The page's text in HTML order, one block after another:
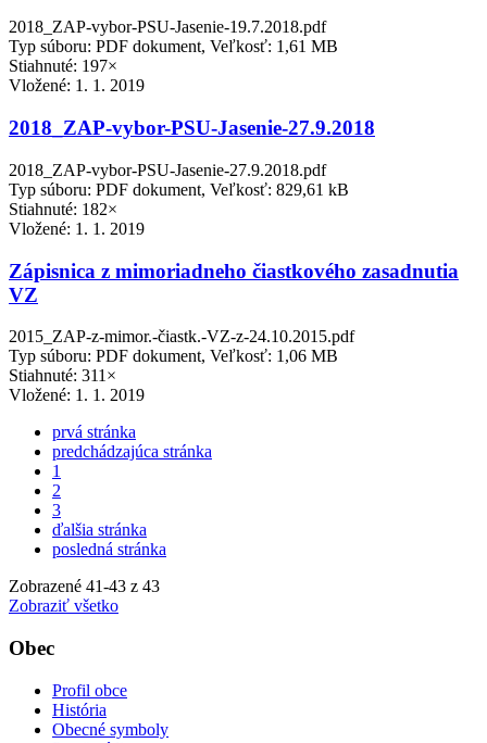
2018_ZAP-vybor-PSU-Jasenie-19.7.2018.pdf
Typ súboru: PDF dokument, Veľkosť: 1,61 MB
Stiahnuté: 197×
Vložené: 1. 1. 2019
2018_ZAP-vybor-PSU-Jasenie-27.9.2018
2018_ZAP-vybor-PSU-Jasenie-27.9.2018.pdf
Typ súboru: PDF dokument, Veľkosť: 829,61 kB
Stiahnuté: 182×
Vložené: 1. 1. 2019
Zápisnica z mimoriadneho čiastkového zasadnutia
VZ
2015_ZAP-z-mimor.-čiastk.-VZ-z-24.10.2015.pdf
Typ súboru: PDF dokument, Veľkosť: 1,06 MB
Stiahnuté: 311×
Vložené: 1. 1. 2019
prvá stránka
predchádzajúca stránka
1
2
3
ďalšia stránka
posledná stránka
Zobrazené 41-43 z 43
Zobraziť všetko
Obec
Profil obce
História
Obecné symboly